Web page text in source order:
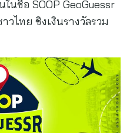
นชื่อ SOOP GeoGuessr
วไทย ชิงเงินรางวัลรวม